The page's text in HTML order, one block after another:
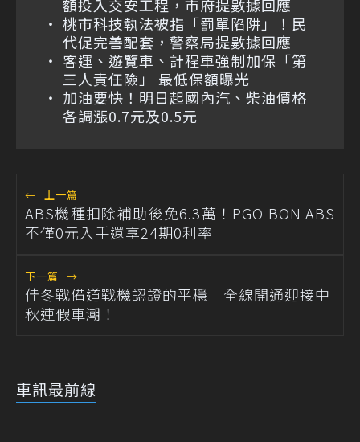
額投入交安工程，市府提數據回應
桃市科技執法被指「罰單陷阱」！民
代促完善配套，警察局提數據回應
客運、遊覽車、計程車強制加保「第
三人責任險」 最低保額曝光
加油要快！明日起國內汽、柴油價格
各調漲0.7元及0.5元
← 上一篇
ABS機種扣除補助後免6.3萬！PGO BON ABS
不僅0元入手還享24期0利率
下一篇 →
佳冬戰備道戰機認證的平穩 全線開通迎接中
秋連假車潮！
車訊最前線